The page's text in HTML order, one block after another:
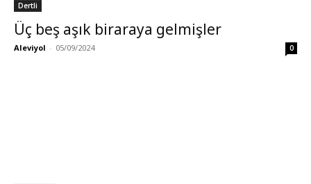
Dertli
Üç beş aşık biraraya gelmişler
Aleviyol - 05/09/2024 0